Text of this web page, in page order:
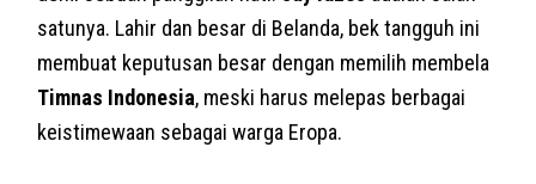
satunya. Lahir dan besar di Belanda, bek tangguh ini
membuat keputusan besar dengan memilih membela
Timnas Indonesia, meski harus melepas berbagai
keistimewaan sebagai warga Eropa.